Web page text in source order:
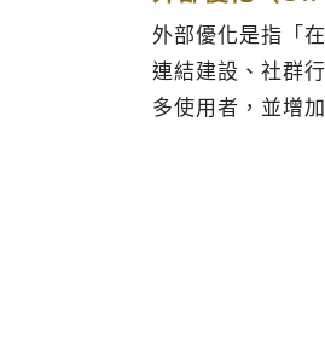
外部優化是指「
連結建設、社群
多使用者，並增